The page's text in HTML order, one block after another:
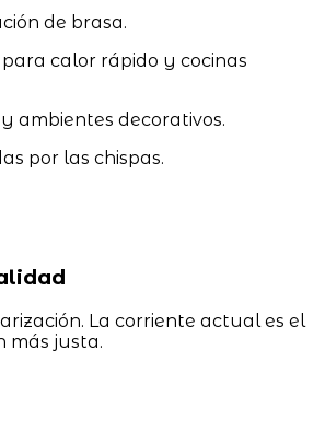
de brasa.
calor rápido y cocinas
ambientes decorativos.
por las chispas.
La corriente actual es el
más justa.